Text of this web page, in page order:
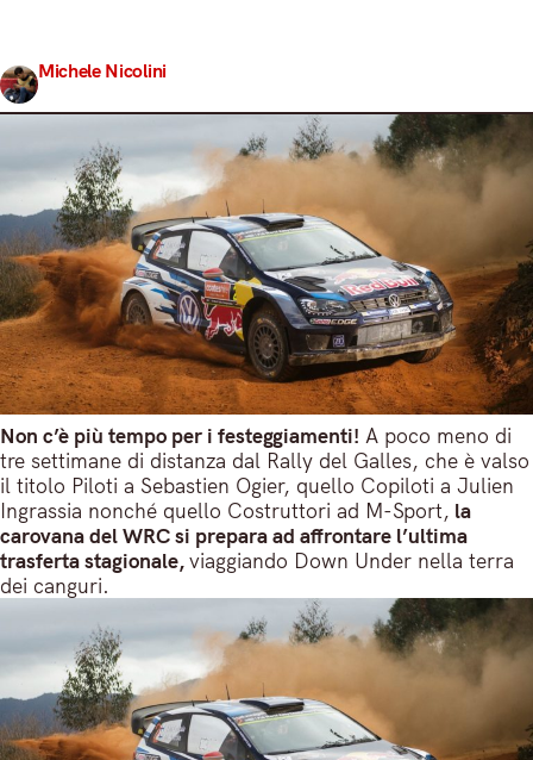
Michele Nicolini
Non c’è più tempo per i festeggiamenti! A poco meno di
tre settimane di distanza dal Rally del Galles, che è valso
il titolo Piloti a Sebastien Ogier, quello Copiloti a Julien
Ingrassia nonché quello Costruttori ad M-Sport, la
carovana del WRC si prepara ad affrontare l’ultima
trasferta stagionale,viaggiando Down Under nella terra
dei canguri.